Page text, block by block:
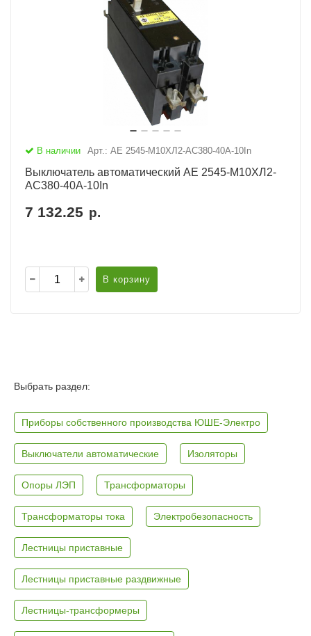
В наличии Арт.: АЕ 2545-М10ХЛ2-AC380-40А-10In
Выключатель автоматический АЕ 2545-М10ХЛ2-
AC380-40А-10In
7 132.25 р.
В корзину
Выбрать раздел:
Приборы собственного производства ЮШЕ-Электро
Выключатели автоматические Изоляторы
Опоры ЛЭП Трансформаторы
Трансформаторы тока Электробезопасность
Лестницы приставные
Лестницы приставные раздвижные
Лестницы-трансформеры